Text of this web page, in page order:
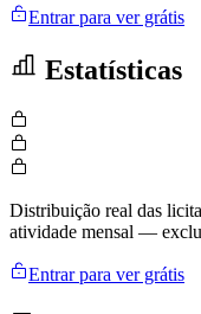
Entrar para ver grátis
Estatísticas
Distribuição real das
atividade mensal —
Entrar para ver grátis